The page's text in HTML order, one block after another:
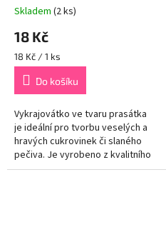
Skladem (2 ks)
18 Kč
Měrná
cena:
18 Kč / 1 ks
Do košíku
Vykrajovátko ve tvaru prasátka
je ideální pro tvorbu veselých a
hravých cukrovinek či slaného
pečiva. Je vyrobeno z kvalitního
materiálu, který zaručuje